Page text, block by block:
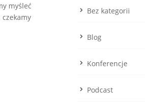
myśleć
Bez kategorii
Blog
Konferencje
Podcast